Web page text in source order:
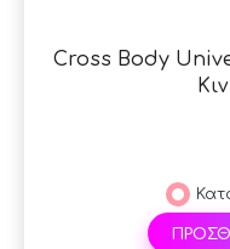
Cross Body